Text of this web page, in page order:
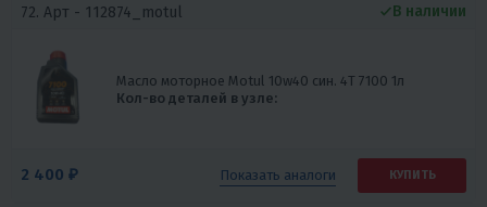
72. Арт - 112874_motul
Масло моторное Motul 10w40 син. 4Т 7100 1л
Кол-во деталей в узле:
В наличии
2 400 ₽ Показать аналоги КУПИТЬ